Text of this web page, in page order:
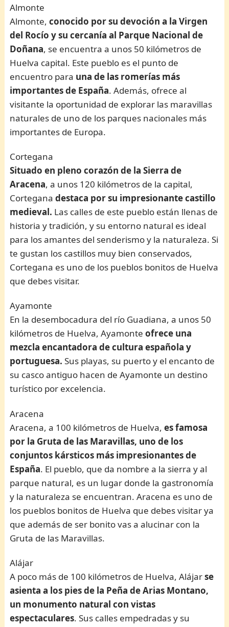
Almonte
Almonte,conocido por su devoción a la Virgen
del Rocío y su cercanía al Parque Nacional de
Doñana, se encuentra a unos 50 kilómetros de
Huelva capital. Este pueblo es el punto de
encuentro para una de las romerías más
importantes de España. Además, ofrece al
visitante la oportunidad de explorar las maravillas
naturales de uno de los parques nacionales más
importantes de Europa.
Cortegana
Situado en pleno corazón de la Sierra de
Aracena, a unos 120 kilómetros de la capital,
Corteganadestaca por su impresionante castillo
medieval. Las calles de este pueblo están llenas de
historia y tradición, y su entorno natural es ideal
para los amantes del senderismo y la naturaleza. Si
te gustan los castillos muy bien conservados,
Cortegana es uno de los pueblos bonitos de Huelva
que debes visitar.
Ayamonte
En la desembocadura del río Guadiana, a unos 50
kilómetros de Huelva, Ayamonteofrece una
mezcla encantadora de cultura española y
portuguesa. Sus playas, su puerto y el encanto de
su casco antiguo hacen de Ayamonte un destino
turístico por excelencia.
Aracena
Aracena, a 100 kilómetros de Huelva,es famosa
por la Gruta de las Maravillas, uno de los
conjuntos kársticos más impresionantes de
España. El pueblo, que da nombre a la sierra y al
parque natural, es un lugar donde la gastronomía
y la naturaleza se encuentran. Aracena es uno de
los pueblos bonitos de Huelva que debes visitar ya
que además de ser bonito vas a alucinar con la
Gruta de las Maravillas.
Alájar
A poco más de 100 kilómetros de Huelva, Alájarse
asienta a los pies de la Peña de Arias Montano,
un monumento natural con vistas
espectaculares. Sus calles empedradas y su